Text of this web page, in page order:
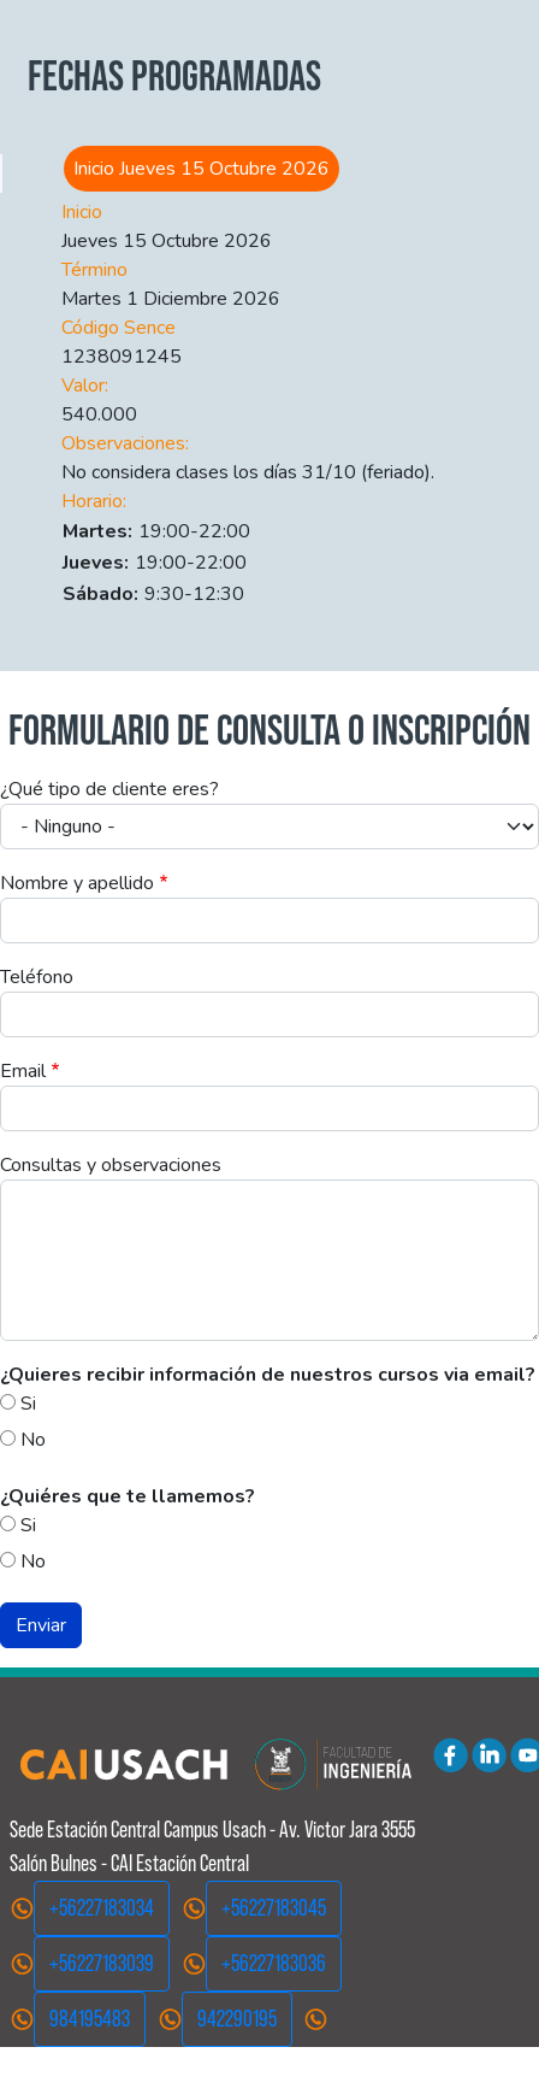
FECHAS PROGRAMADAS
Inicio Jueves 15 Octubre 2026
Inicio
Jueves 15 Octubre 2026
Término
Martes 1 Diciembre 2026
Código Sence
1238091245
Valor:
540.000
Observaciones:
No considera clases los días 31/10 (feriado).
Horario:
Día
Time slot
Comment
Martes: 19:00-22:00
Jueves: 19:00-22:00
Sábado: 9:30-12:30
FORMULARIO DE CONSULTA O INSCRIPCIÓN
¿Qué tipo de cliente eres?
Nombre y apellido
Teléfono
Email
Consultas y observaciones
¿Quieres recibir información de nuestros cursos via email?
Si
No
¿Quiéres que te llamemos?
Si
No
Sede Estación Central Campus Usach - Av. Victor Jara 3555
Salón Bulnes - CAI Estación Central
+56227183034
+56227183045
+56227183039 +56227183036
984195483 942290195